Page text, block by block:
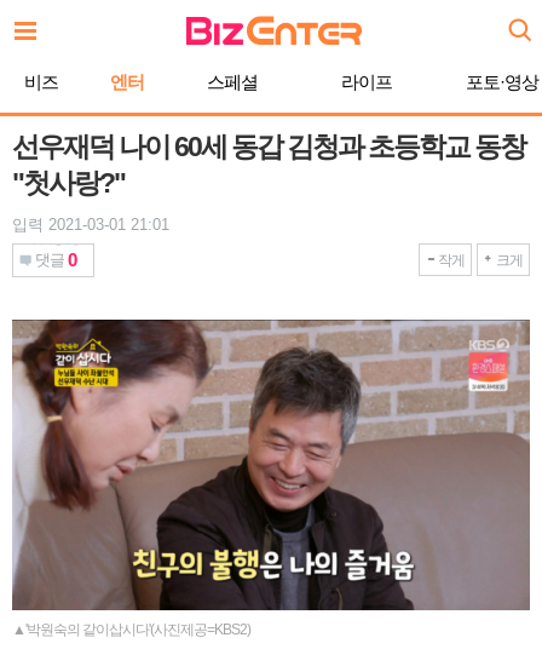
문
비즈 엔터 스페셜 라이프 포토·영상
선우재덕 나이 60세 동갑 김청과 초등학교 동창
"첫사랑?"
입력 2021-03-01 21:01
댓글 0 작게 크게
▲'박원숙의 같이삽시다'(사진제공=KBS2)